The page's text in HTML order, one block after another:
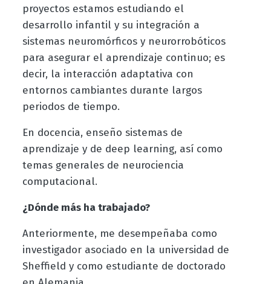
proyectos estamos estudiando el
desarrollo infantil y su integración a
sistemas neuromórficos y neurorrobóticos
para asegurar el aprendizaje continuo; es
decir, la interacción adaptativa con
entornos cambiantes durante largos
periodos de tiempo.
En docencia, enseño sistemas de
aprendizaje y de deep learning, así como
temas generales de neurociencia
computacional.
¿Dónde más ha trabajado?
Anteriormente, me desempeñaba como
investigador asociado en la universidad de
Sheffield y como estudiante de doctorado